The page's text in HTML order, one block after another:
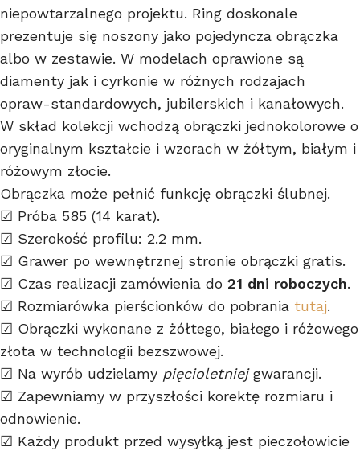
niepowtarzalnego projektu. Ring doskonale
prezentuje się noszony jako pojedyncza obrączka
albo w zestawie. W modelach oprawione są
diamenty jak i cyrkonie w różnych rodzajach
opraw-standardowych, jubilerskich i kanałowych.
W skład kolekcji wchodzą obrączki jednokolorowe o
oryginalnym kształcie i wzorach w żółtym, białym i
różowym złocie.
Obrączka może pełnić funkcję obrączki ślubnej.
☑ Próba 585 (14 karat).
☑ Szerokość profilu: 2.2 mm.
☑ Grawer po wewnętrznej stronie obrączki gratis.
☑ Czas realizacji zamówienia do 21 dni roboczych.
☑ Rozmiarówka pierścionków do pobrania tutaj.
☑ Obrączki wykonane z żółtego, białego i różowego
złota w technologii bezszwowej.
☑ Na wyrób udzielamy pięcioletniejgwarancji.
☑ Zapewniamy w przyszłości korektę rozmiaru i
odnowienie.
☑ Każdy produkt przed wysyłką jest pieczołowicie